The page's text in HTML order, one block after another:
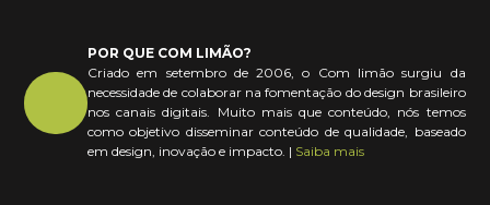
POR QUE COM LIMÃO?
Criado em setembro de 2006, o Com limão surgiu da
necessidade de colaborar na fomentação do design brasileiro
nos canais digitais. Muito mais que conteúdo, nós temos
como objetivo disseminar conteúdo de qualidade, baseado
em design, inovação e impacto. | Saiba mais